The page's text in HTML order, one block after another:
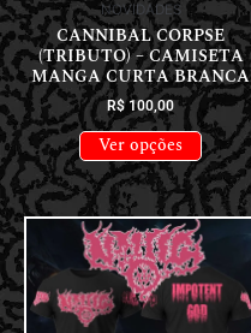
NOVIDADES
CANNIBAL CORPSE
(TRIBUTO) – CAMISETA
MANGA CURTA BRANCA
R$100,00
Ver opções